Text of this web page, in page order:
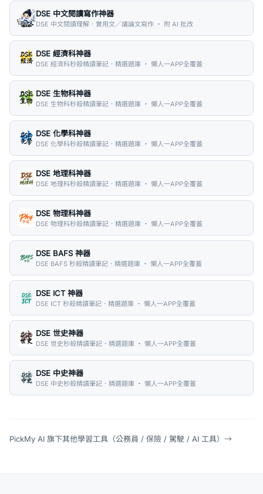
DSE 中文閱讀寫作神器
DSE 中文閱讀理解．實用文／議論文寫作 ・ 附 AI 批改
DSE 經濟科神器
DSE 經濟科秒殺精讀筆記．精選題庫 ・ 懶人一APP全覆蓋
DSE 生物科神器
DSE 生物科秒殺精讀筆記．精選題庫 ・ 懶人一APP全覆蓋
DSE 化學科神器
DSE 化學科秒殺精讀筆記．精選題庫 ・ 懶人一APP全覆蓋
DSE 地理科神器
DSE 地理科秒殺精讀筆記．精選題庫 ・ 懶人一APP全覆蓋
DSE 物理科神器
DSE 物理科秒殺精讀筆記．精選題庫 ・ 懶人一APP全覆蓋
DSE BAFS 神器
DSE BAFS 秒殺精讀筆記．精選題庫 ・ 懶人一APP全覆蓋
DSE ICT 神器
DSE ICT 秒殺精讀筆記．精選題庫 ・ 懶人一APP全覆蓋
DSE 世史神器
DSE 世史秒殺精讀筆記．精選題庫 ・ 懶人一APP全覆蓋
DSE 中史神器
DSE 中史秒殺精讀筆記．精選題庫 ・ 懶人一APP全覆蓋
PickMy AI 旗下其他學習工具（公務員 / 保險 / 駕駛 / AI 工具） →